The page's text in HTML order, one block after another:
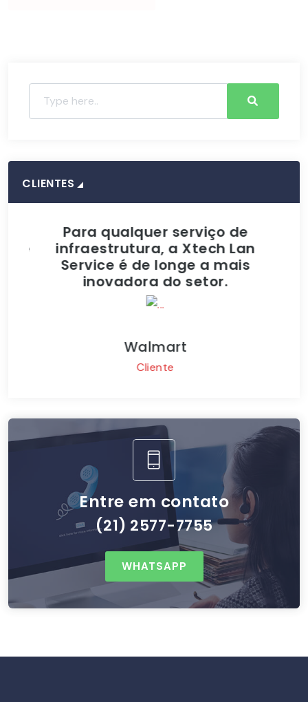
CLIENTES
Para qualquer serviço de
infraestrutura, a Xtech Lan
Service é de longe a mais
inovadora do setor.
Walmart
Cliente
Entre em contato
(21) 2577-7755
WHATSAPP